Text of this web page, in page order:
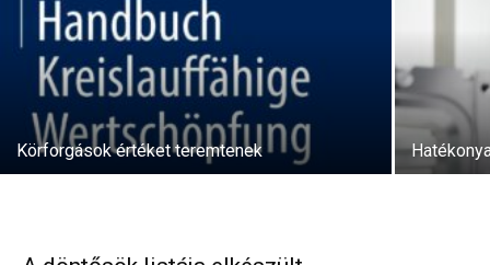
Körforgások értéket teremtenek